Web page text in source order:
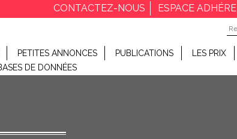
CONTACTEZ-NOUS ESPACE
PETITES ANNONCES PUBLICATIONS
LES PRIX
DE DONNÉES